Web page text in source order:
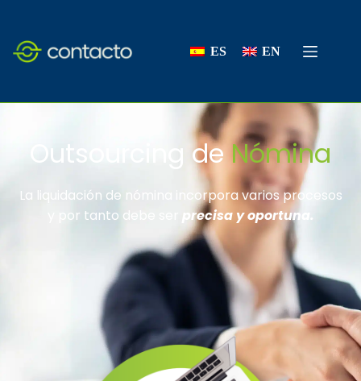
ES EN
Outsourcing de Nómina
La liquidación de nómina incorpora varios procesos
y por tanto debe ser
precisa y oportuna.